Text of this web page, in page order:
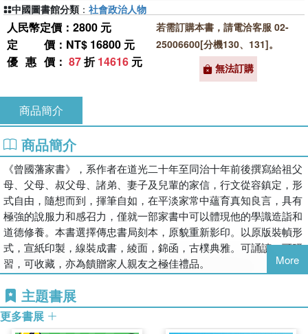
人民幣定價：2800 元
定價 ：NT$ 16800 元
優惠價 ： 87折14616 元
若需訂購本書，請電洽客服 02-
25006600[分機130、131]。
無法訂購
中國圖書館分類 ： 社會政治人物
商品簡介
商品簡介
《曾國藩家書》，系作者在道光二十年至同治十年前後撰寫給祖父
母、父母、叔父母、諸弟、妻子及兒輩的家信，行文從容鎮定，形
式自由，隨想而到，揮筆自如，在平淡家常中蘊育真知良言，具有
極強的說服力和感召力，僅就一部家書中可以體現他的學識造詣和
道德修養。本書選擇傳忠書局刻本，原貌重新影印。以原版裝幀形
式，宣紙印製，線裝成書，綾面，錦函，古樸典雅。可誦讀，可研
習，可收藏，亦為饋贈家人親友之極佳禮品。
More
主題書展
更多書展